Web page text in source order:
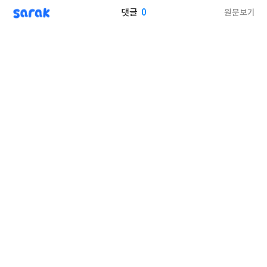
sarak 댓글 0 원문보기